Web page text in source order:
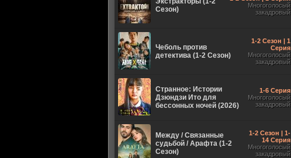
Сезон)
Многоголосый
закадровый
Чеболь против
детектива (1-2 Сезон)
1-2 Сезон | 1
Серия
Многоголосый
закадровый
Странное: Истории
Дзюндзи Ито для
бессонных ночей (2026)
1-6 Серия
Многоголосый
закадровый
Между / Связанные
судьбой / Арафта (1-2
Сезон)
1-2 Сезон | 1-
14 Серия
Многоголосый
закадровый